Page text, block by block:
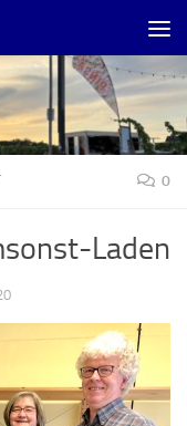
0
Laden